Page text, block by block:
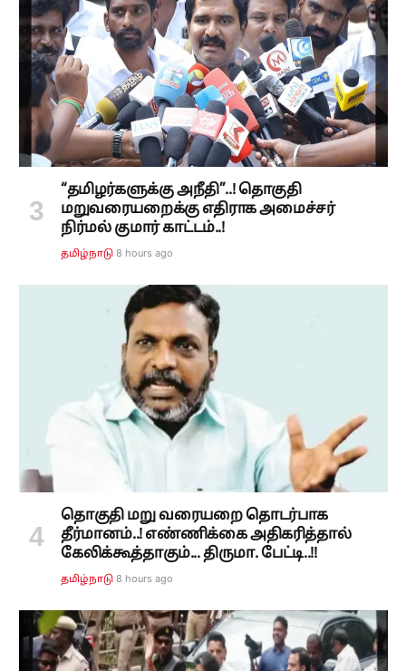
“தமிழர்களுக்கு அநீதி”..! தொகுதி
மறுவரையறைக்கு எதிராக அமைச்சர்
நிர்மல் குமார் காட்டம்..!
தமிழ்நாடு 8 hours ago
தொகுதி மறு வரையறை தொடர்பாக
தீர்மானம்..! எண்ணிக்கை அதிகரித்தால்
கேலிக்கூத்தாகும்... திருமா. பேட்டி..!!
தமிழ்நாடு 8 hours ago